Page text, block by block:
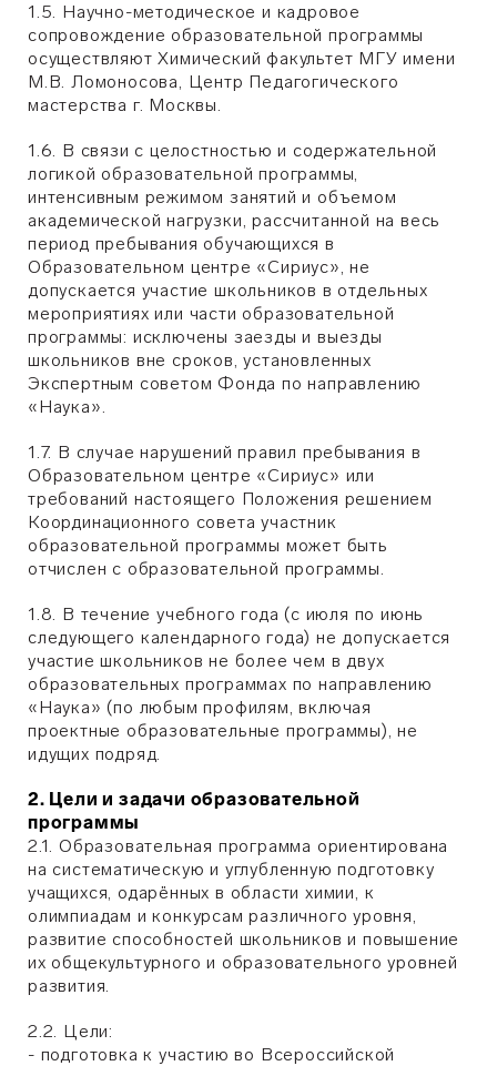
1.5. Научно-методическое и кадровое
сопровождение образовательной программы
осуществляют Химический факультет МГУ имени
М.В. Ломоносова, Центр Педагогического
мастерства г. Москвы.
1.6. В связи с целостностью и содержательной
логикой образовательной программы,
интенсивным режимом занятий и объемом
академической нагрузки, рассчитанной на весь
период пребывания обучающихся в
Образовательном центре «Сириус», не
допускается участие школьников в отдельных
мероприятиях или части образовательной
программы: исключены заезды и выезды
школьников вне сроков, установленных
Экспертным советом Фонда по направлению
«Наука».
1.7. В случае нарушений правил пребывания в
Образовательном центре «Сириус» или
требований настоящего Положения решением
Координационного совета участник
образовательной программы может быть
отчислен с образовательной программы.
1.8. В течение учебного года (с июля по июнь
следующего календарного года) не допускается
участие школьников не более чем в двух
образовательных программах по направлению
«Наука» (по любым профилям, включая
проектные образовательные программы), не
идущих подряд.
2. Цели и задачи образовательной
программы
2.1. Образовательная программа ориентирована
на систематическую и углубленную подготовку
учащихся, одарённых в области химии, к
олимпиадам и конкурсам различного уровня,
развитие способностей школьников и повышение
их общекультурного и образовательного уровней
развития.
2.2. Цели:
- подготовка к участию во Всероссийской